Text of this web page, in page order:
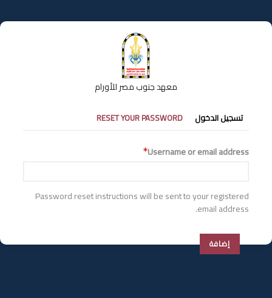
إلى
المحتوى
معهد جنوب مصر للأورام
التبويبات
الأساسية
تسجيل الدخول RESET YOUR PASSWORD
Username or email address
Password reset instructions will be sent to your registered
email address.